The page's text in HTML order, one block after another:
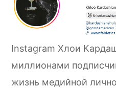
Instagram Хлои
миллионами
жизнь медийной